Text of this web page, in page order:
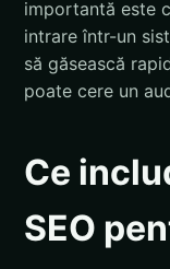
importantă este
intrare într-un
să găsească
poate cere un
Ce
SEO